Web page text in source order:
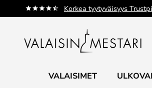
Korkea tyytyväisyys
Skip
to
VALAISIMET